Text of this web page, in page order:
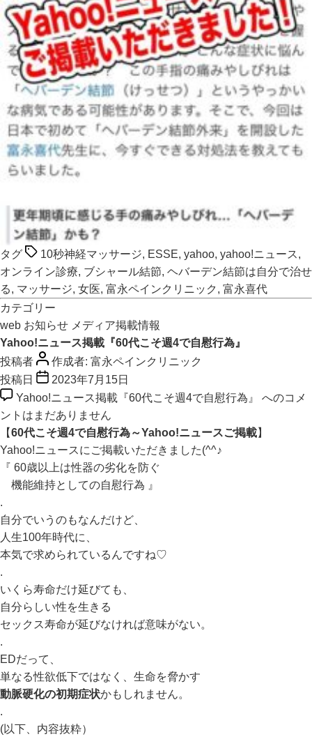
タグ 10秒神経マッサージ, ESSE, yahoo, yahoo!ニュース,
オンライン診療, ブシャール結節, ヘバーデン結節は自分で治せ
る, マッサージ, 女医, 富永ペインクリニック , 富永喜代
カテゴリー
web お知らせ メディア掲載情報
Yahoo!ニュース掲載『60代こそ週4で自慰行為』
投稿者
作成者: 富永ペインクリニック
投稿日
2023年7月15日
Yahoo!ニュース掲載『60代こそ週4で自慰行為』 へのコメ
ントはまだありません
【60代こそ週4で自慰行為～Yahoo!ニュースご掲載】
Yahoo!ニュースにご掲載いただきました(^^♪
『 60歳以上は性器の劣化を防ぐ
機能維持としての自慰行為 』
.
自分でいうのもなんだけど、
人生100年時代に、
本気で求められているんですね♡
.
いくら寿命だけ延びても、
自分らしい性を生きる
セックス寿命が延びなければ意味がない。
.
EDだって、
単なる性欲低下ではなく、生命を脅かす
動脈硬化の初期症状かもしれません。
.
(以下、内容抜粋）